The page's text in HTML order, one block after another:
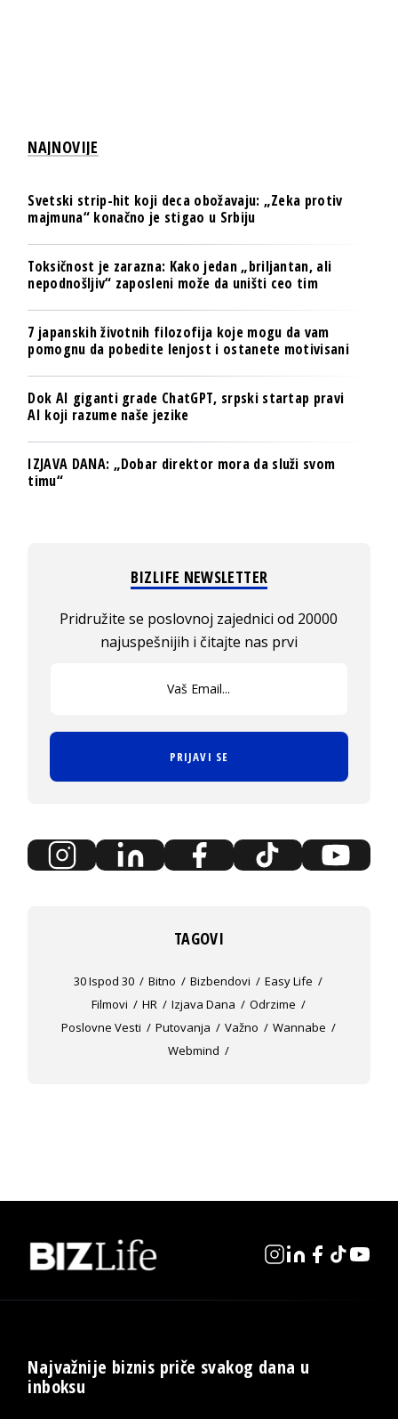
NAJNOVIJE
Svetski strip-hit koji deca obožavaju: „Zeka protiv
majmuna“ konačno je stigao u Srbiju
Toksičnost je zarazna: Kako jedan „briljantan, ali
nepodnošljiv“ zaposleni može da uništi ceo tim
7 japanskih životnih filozofija koje mogu da vam
pomognu da pobedite lenjost i ostanete motivisani
Dok AI giganti grade ChatGPT, srpski startap pravi
AI koji razume naše jezike
IZJAVA DANA: „Dobar direktor mora da služi svom
timu“
BIZLIFE NEWSLETTER
Pridružite se poslovnoj zajednici od 20000
najuspešnijih i čitajte nas prvi
PRIJAVI SE
TAGOVI
30 Ispod 30 Bitno Bizbendovi
Easy Life
Filmovi
HR Izjava Dana
Odrzime
Poslovne Vesti
Putovanja Važno
Wannabe
Webmind
Najvažnije biznis priče svakog dana u
inboksu